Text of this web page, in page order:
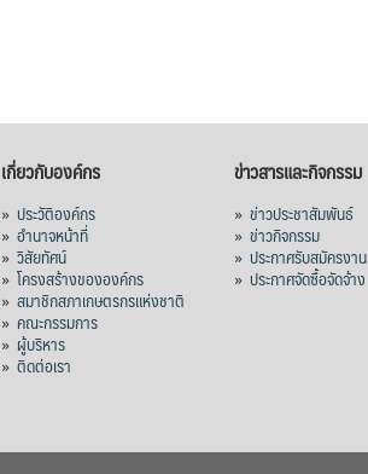
เกี่ยวกับองค์กร
»ประวัติองค์กร
»อำนาจหน้าที่
»วิสัยทัศน์
»โครงสร้างขององค์กร
»สมาชิกสภาเกษตรกรแห่งชาติ
»คณะกรรมการ
» ผู้บริหาร
»ติดต่อเรา
ข่าวสารและกิจกรรม
»ข่าวประชาสัมพันธ์
»ข่าวกิจกรรม
»ประกาศรับสมัครงาน
»ประกาศจัดซื้อจัดจ้าง